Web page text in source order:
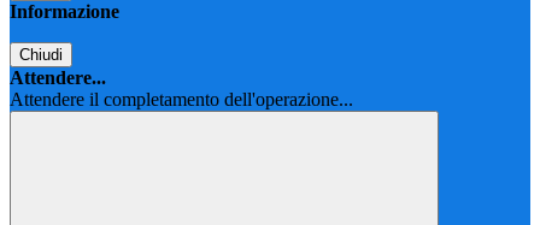
Informazione
Chiudi
Attendere...
Attendere il completamento dell'operazione...